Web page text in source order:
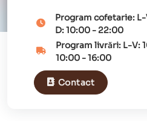
Program cofetarie:
D:10:00- 22:00
Program livrări: L-V:
10:00-16:00
Contact